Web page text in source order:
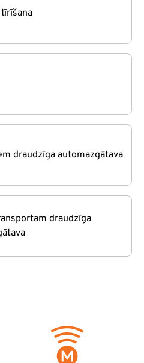
draudzīga automazgātava
draudzīga